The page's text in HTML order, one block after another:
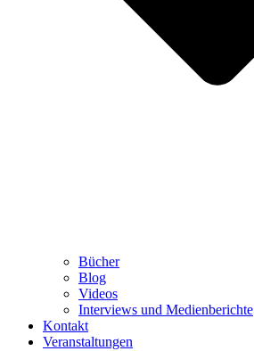
Bücher
Blog
Videos
Interviews und Medienberichte
Kontakt
Veranstaltungen